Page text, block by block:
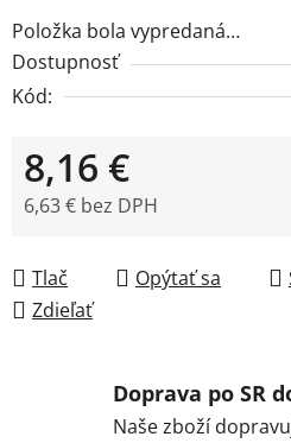
Položka bola vypredaná…
Dostupnosť
Kód:
8,16 €
6,63 € bez DPH
Tlač
Opýtať sa
Zdieľať
Doprava po SR
Naše zboží